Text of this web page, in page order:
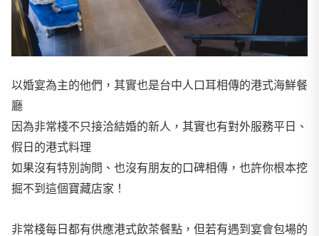
以婚宴為主的他們，其實也是台中人口耳相傳的港式海鮮餐
廳
因為非常棧不只接洽結婚的新人，其實也有對外服務平日、
假日的港式料理
如果沒有特別詢問、也沒有朋友的口碑相傳，也許你根本挖
掘不到這個寶藏店家！
非常棧每日都有供應港式飲茶餐點，但若有遇到宴會包場的